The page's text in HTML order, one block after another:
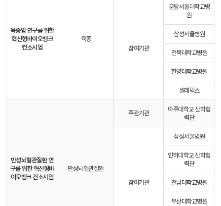
육종암 연구를 위한
혁신형바이오뱅크
컨소시엄
육종
참여기관
분당서울대학교병
원
삼성서울병원
전북대학교병원
한양대학교병원
셀레믹스
만성뇌혈관질환 연
구를 위한 혁신형바
이오뱅크 컨소시엄
만성뇌혈관질환
주관기관
아주대학교 산학협
력단
참여기관
삼성서울병원
인하대학교 산학협
력단
전남대학교병원
부산대학교병원